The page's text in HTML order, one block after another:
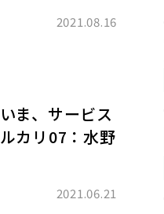
2021.08.16
ま、サービス
カリ07：水野
2021.06.21